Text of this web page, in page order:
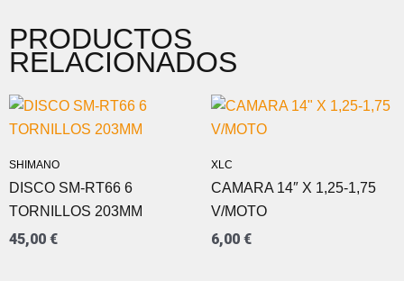
PRODUCTOS
RELACIONADOS
SHIMANO
DISCO SM-RT66 6
TORNILLOS 203MM
45,00 €
XLC
CAMARA 14″ X 1,25-1,75
V/MOTO
6,00 €